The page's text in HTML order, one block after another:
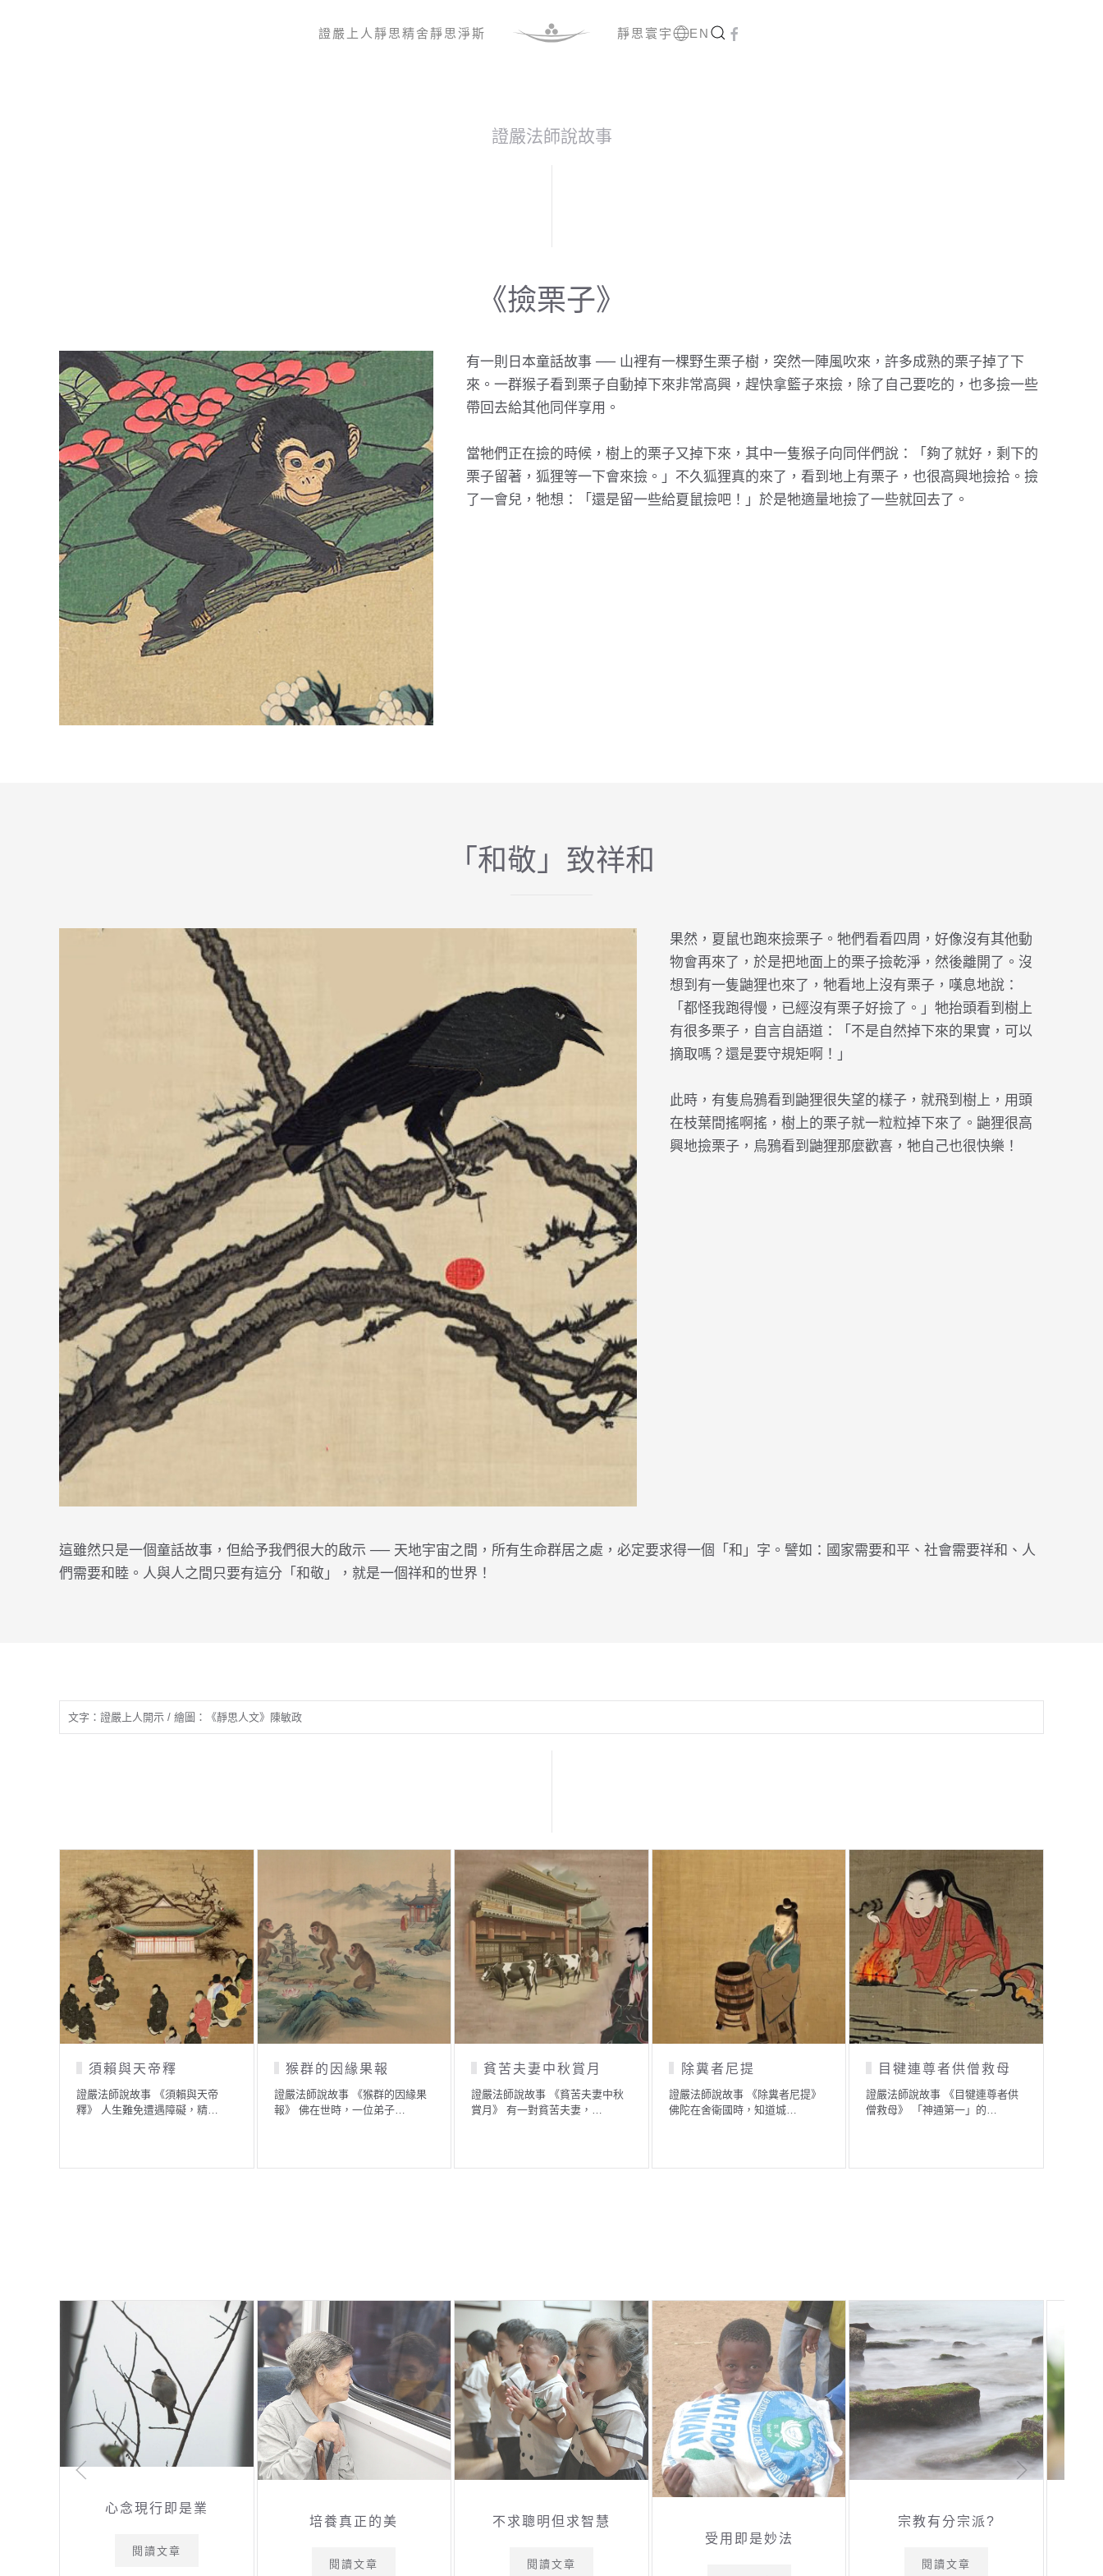
證嚴上人 靜思精舍靜思淨斯 靜思寰宇 EN
證嚴法師說故事
《撿栗子》
有一則日本童話故事 ── 山裡有一棵野生栗子樹，突然一陣風吹來，許多成熟的栗子掉了下
來。一群猴子看到栗子自動掉下來非常高興，趕快拿籃子來撿，除了自己要吃的，也多撿一些
帶回去給其他同伴享用。
當牠們正在撿的時候，樹上的栗子又掉下來，其中一隻猴子向同伴們說：「夠了就好，剩下的
栗子留著，狐狸等一下會來撿。」不久狐狸真的來了，看到地上有栗子，也很高興地撿拾。撿
了一會兒，牠想：「還是留一些給夏鼠撿吧！」於是牠適量地撿了一些就回去了。
「和敬」致祥和
果然，夏鼠也跑來撿栗子。牠們看看四周，好像沒有其他動
物會再來了，於是把地面上的栗子撿乾淨，然後離開了。沒
想到有一隻鼬狸也來了，牠看地上沒有栗子，嘆息地說：
「都怪我跑得慢，已經沒有栗子好撿了。」牠抬頭看到樹上
有很多栗子，自言自語道：「不是自然掉下來的果實，可以
摘取嗎？還是要守規矩啊！」
此時，有隻烏鴉看到鼬狸很失望的樣子，就飛到樹上，用頭
在枝葉間搖啊搖，樹上的栗子就一粒粒掉下來了。鼬狸很高
興地撿栗子，烏鴉看到鼬狸那麼歡喜，牠自己也很快樂！
這雖然只是一個童話故事，但給予我們很大的啟示 ── 天地宇宙之間，所有生命群居之處，必定要求得一個「和」字。譬如：國家需要和平、社會需要祥和、人
們需要和睦。人與人之間只要有這分「和敬」，就是一個祥和的世界！
文字：證嚴上人開示 / 繪圖：《靜思人文》陳敏政
須賴與天帝釋
證嚴法師說故事 《須賴與天帝
釋》 人生難免遭遇障礙，精…
猴群的因緣果報
證嚴法師說故事 《猴群的因緣果
報》 佛在世時，一位弟子…
貧苦夫妻中秋賞月
證嚴法師說故事 《貧苦夫妻中秋
賞月》 有一對貧苦夫妻，…
除糞者尼提
證嚴法師說故事 《除糞者尼提》
佛陀在舍衛國時，知道城…
目犍連尊者供僧救母
證嚴法師說故事 《目犍連尊者供
僧救母》 「神通第一」的…
學佛者，應腳
行菩薩道
證嚴法師說故事 《學
心念現行即是業
閱讀文章
培養真正的美
閱讀文章
不求聰明但求智慧
閱讀文章
受用即是妙法
宗教有分宗派?
閱讀文章